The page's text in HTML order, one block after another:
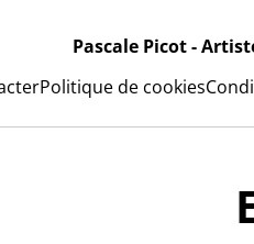
Pascale Picot -
Politique de cookies